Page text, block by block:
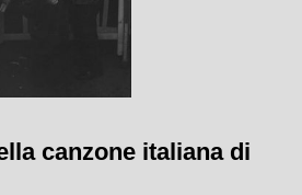
canzone italiana di